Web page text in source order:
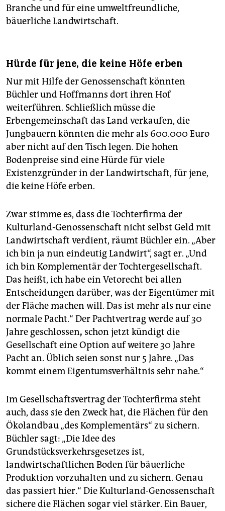
Branche und für eine umweltfreundliche,
bäuerliche Landwirtschaft.
Hürde für jene, die keine Höfe erben
Nur mit Hilfe der Genossenschaft könnten
Büchler und Hoffmanns dort ihren Hof
weiterführen. Schließlich müsse die
Erbengemeinschaft das Land verkaufen, die
Jungbauern könnten die mehr als 600.000 Euro
aber nicht auf den Tisch legen. Die hohen
Bodenpreise sind eine Hürde für viele
Existenzgründer in der Landwirtschaft, für jene,
die keine Höfe erben.
Zwar stimme es, dass die Tochterfirma der
Kulturland-Genossenschaft nicht selbst Geld mit
Landwirtschaft verdient, räumt Büchler ein. „Aber
ich bin ja nun eindeutig Landwirt“, sagt er. „Und
ich bin Komplementär der Tochtergesellschaft.
Das heißt, ich habe ein Vetorecht bei allen
Entscheidungen darüber, was der Eigentümer mit
der Fläche machen will. Das ist mehr als nur eine
normale Pacht.“ Der Pachtvertrag werde auf 30
Jahre geschlossen, schon jetzt kündigt die
Gesellschaft eine Option auf weitere 30 Jahre
Pacht an. Üblich seien sonst nur 5 Jahre. „Das
kommt einem Eigentumsverhältnis sehr nahe.“
Im Gesellschaftsvertrag der Tochterfirma steht
auch, dass sie den Zweck hat, die Flächen für den
Ökolandbau „des Komplementärs“ zu sichern.
Büchler sagt: „Die Idee des
Grundstücksverkehrsgesetzes ist,
landwirtschaftlichen Boden für bäuerliche
Produktion vorzuhalten und zu sichern. Genau
das passiert hier.“ Die Kulturland-Genossenschaft
sichere die Flächen sogar viel stärker. Ein Bauer,